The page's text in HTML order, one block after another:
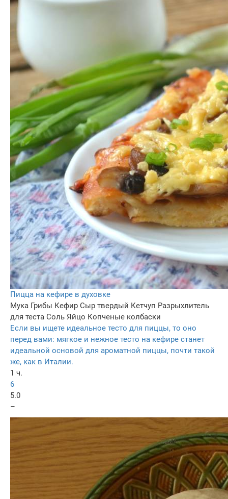
Пицца на кефире в духовке
Мука Грибы Кефир Сыр твердый Кетчуп Разрыхлитель
для теста Соль Яйцо Копченые колбаски
Если вы ищете идеальное тесто для пиццы, то оно
перед вами: мягкое и нежное тесто на кефире станет
идеальной основой для ароматной пиццы, почти такой
же, как в Италии.
1 ч.
6
5.0
–